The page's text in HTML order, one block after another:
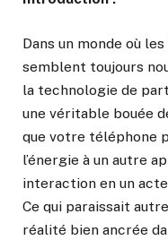
Dans un monde où
semblent toujours
la technologie de
une véritable bouée
que votre téléphone
l’énergie à un autre
interaction en un
Ce qui paraissait
réalité bien ancrée